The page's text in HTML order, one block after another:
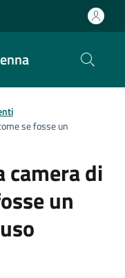
se fosse un
camera di
un